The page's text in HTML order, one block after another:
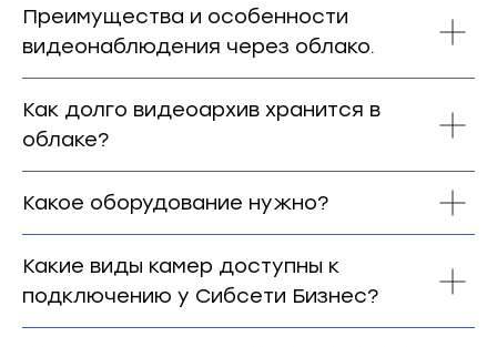
Преимущества и особенности
видеонаблюдения через облако.
Как долго видеоархив хранится в
облаке?
Какое оборудование нужно?
Какие виды камер доступны к
подключению у Сибсети Бизнес?